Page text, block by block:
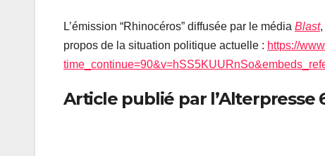
L’émission “Rhinocéros” diffusée par le média Blast,
propos de la situation politique actuelle : https://
Article publié par l’Alterpresse